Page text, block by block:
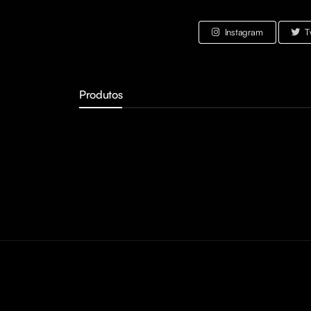
Instagram
Produtos